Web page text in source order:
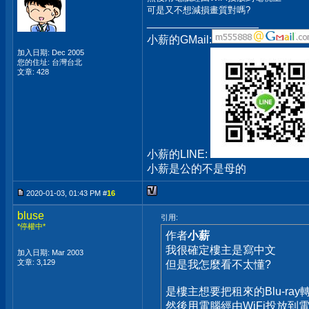
加入日期: Dec 2005
您的住址: 台灣台北
文章: 428
可是又不想減損畫質對嗎?
小薪的GMail:
小薪的LINE:
小薪是公的不是母的
2020-01-03, 01:43 PM #16
bluse
*停權中*
加入日期: Mar 2003
文章: 3,129
引用:
作者小薪
我很確定樓主是寫中文
但是我怎麼看不太懂?
是樓主想要把租來的Blu-ray
然後用電腦經由WiFi投放到